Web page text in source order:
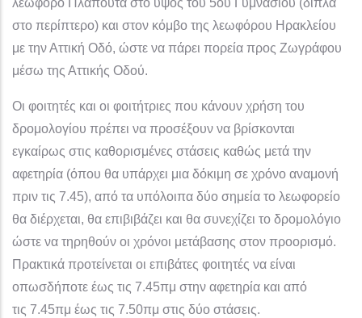
λεωφόρο Πλαπούτα στο ύψος του 5ου Γυμνασίου (δίπλα
στο περίπτερο) και στον κόμβο της λεωφόρου Ηρακλείου
με την Αττική Οδό, ώστε να πάρει πορεία προς Ζωγράφου
μέσω της Αττικής Οδού.
Οι φοιτητές και οι φοιτήτριες που κάνουν χρήση του
δρομολογίου πρέπει να προσέξουν να βρίσκονται
εγκαίρως στις καθορισμένες στάσεις καθώς μετά την
αφετηρία (όπου θα υπάρχει μια δόκιμη σε χρόνο αναμονή
πριν τις 7.45), από τα υπόλοιπα δύο σημεία το λεωφορείο
θα διέρχεται, θα επιβιβάζει και θα συνεχίζει το δρομολόγιο
ώστε να τηρηθούν οι χρόνοι μετάβασης στον προορισμό.
Πρακτικά προτείνεται οι επιβάτες φοιτητές να είναι
οπωσδήποτε έως τις 7.45πμ στην αφετηρία και από
τις 7.45πμ έως τις 7.50πμ στις δύο στάσεις.